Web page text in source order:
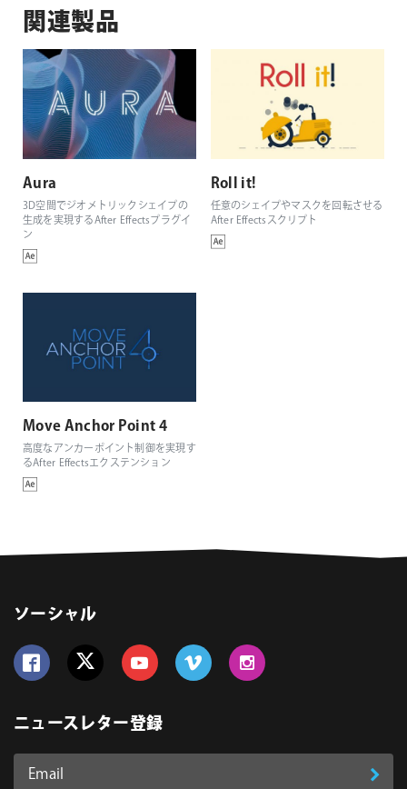
関連製品
Aura
3D空間でジオメトリックシェイプの
生成を実現するAfter Effectsプラグイ
ン
Roll it!
任意のシェイプやマスクを回転させる
After Effectsスクリプト
Move Anchor Point 4
高度なアンカーポイント制御を実現す
るAfter Effectsエクステンション
ソーシャル
ニュースレター登録
Email
登